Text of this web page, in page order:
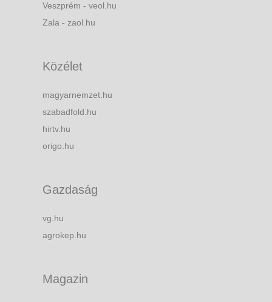
Veszprém - veol.hu
Zala - zaol.hu
Közélet
magyarnemzet.hu
szabadfold.hu
hirtv.hu
origo.hu
Gazdaság
vg.hu
agrokep.hu
Magazin